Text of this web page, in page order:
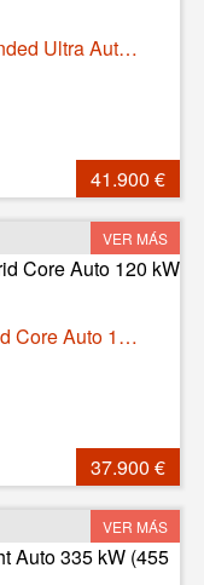
Volvo EC40 Recharge Single Extended Ultra Auto 185 kW (252 CV)
41.900 €
VER MÁS
Volvo XC40 B3 Gasolina Mild hybrid Core Auto 120 kW (163 CV)
37.900 €
VER MÁS